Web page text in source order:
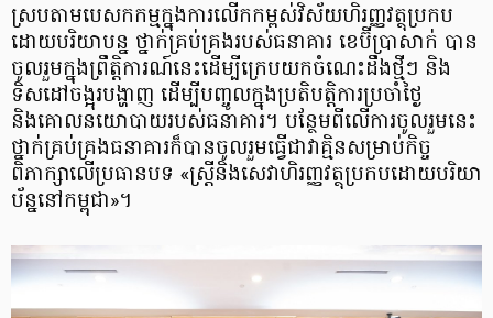
ស្របតាមបេសកកម្មក្នុងការលើកកម្ពស់វិស័យហិរញ្ញវត្ថុប្រកប
ដោយបរិយាបន្ន ថ្នាក់គ្រប់គ្រងរបស់ធនាគារ ខេប៊ីប្រាសាក់ បាន
ចូលរួមក្នុងព្រឹត្តិការណ៍នេះដើម្បីក្រេបយកចំណេះដឹងថ្មីៗ និង
ទិសដៅចង្អុរបង្ហាញ ដើម្បីបញ្ចូលក្នុងប្រតិបត្តិការប្រចាំថ្ងៃ
និងគោលនយោបាយរបស់ធនាគារ។ បន្ថែមពីលើការចូលរួមនេះ
ថ្នាក់គ្រប់គ្រងធនាគារក៏បានចូលរួមធ្វើជាវាគ្មិនសម្រាប់កិច្ច
ពិភាក្សាលើប្រធានបទ «ស្ត្រីនិងសេវា​ហិរញ្ញវត្ថុ​ប្រកបដោយ​បរិ​យា​
ប័ន្ននៅកម្ពុជា»។